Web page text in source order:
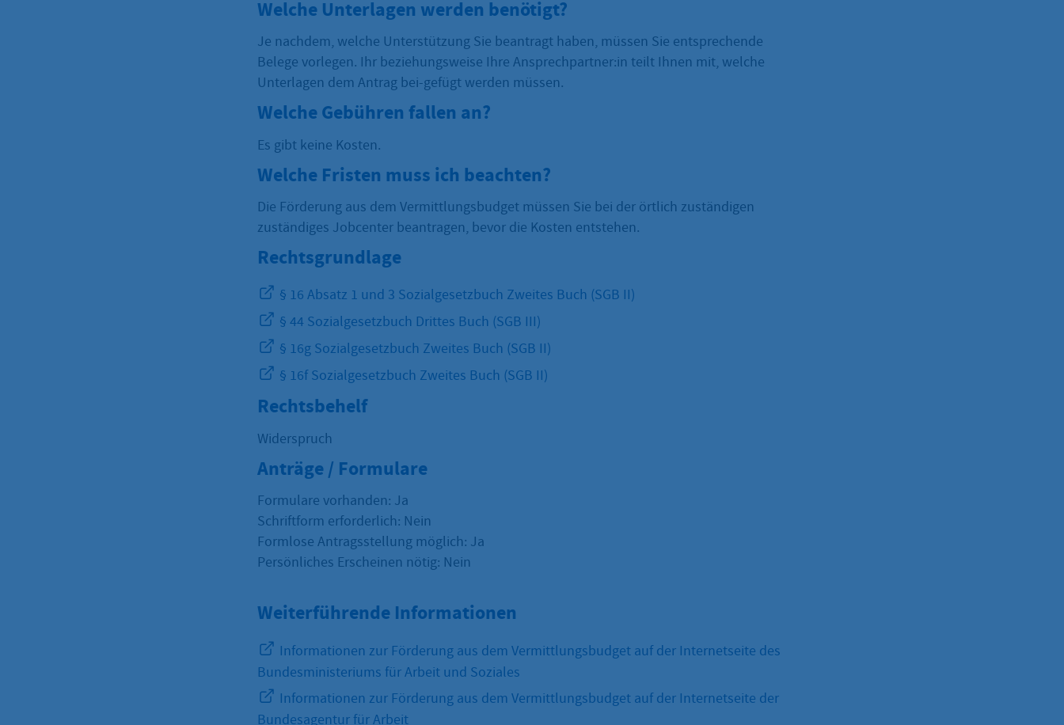
Welche Unterlagen werden benötigt?
Je nachdem, welche Unterstützung Sie beantragt haben, müssen Sie entsprechende
Belege vorlegen. Ihr beziehungsweise Ihre Ansprechpartner:in teilt Ihnen mit, welche
Unterlagen dem Antrag bei-gefügt werden müssen.
Welche Gebühren fallen an?
Es gibt keine Kosten.
Welche Fristen muss ich beachten?
Die Förderung aus dem Vermittlungsbudget müssen Sie bei der örtlich zuständigen
zuständiges Jobcenter beantragen, bevor die Kosten entstehen.
Rechtsgrundlage
§ 16 Absatz 1 und 3 Sozialgesetzbuch Zweites Buch (SGB II)
§ 44 Sozialgesetzbuch Drittes Buch (SGB III)
§ 16g Sozialgesetzbuch Zweites Buch (SGB II)
§ 16f Sozialgesetzbuch Zweites Buch (SGB II)
Rechtsbehelf
Widerspruch
Anträge / Formulare
Formulare vorhanden: Ja
Schriftform erforderlich: Nein
Formlose Antragsstellung möglich: Ja
Persönliches Erscheinen nötig: Nein
Weiterführende Informationen
Informationen zur Förderung aus dem Vermittlungsbudget auf der Internetseite des
Bundesministeriums für Arbeit und Soziales
Informationen zur Förderung aus dem Vermittlungsbudget auf der Internetseite der
Bundesagentur für Arbeit